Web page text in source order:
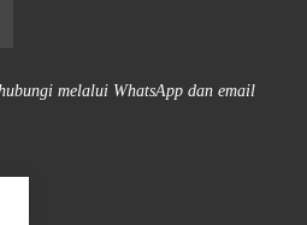
melalui WhatsApp dan email